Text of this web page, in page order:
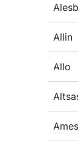
Allin
Allo